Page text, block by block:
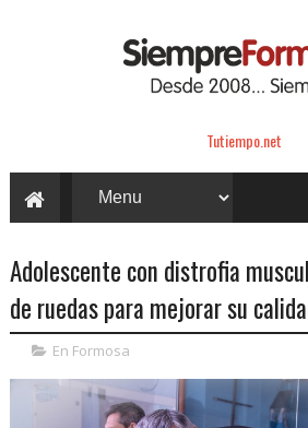
Tutiempo.net
Adolescente con distrofia
de ruedas para mejorar su
En Formosa